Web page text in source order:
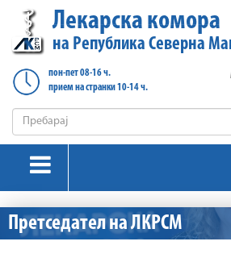
Лекарска комора
на Република Северна
пон-пет 08-16 ч.
прием на странки 10-14 ч.
Претседател на ЛКРСМ